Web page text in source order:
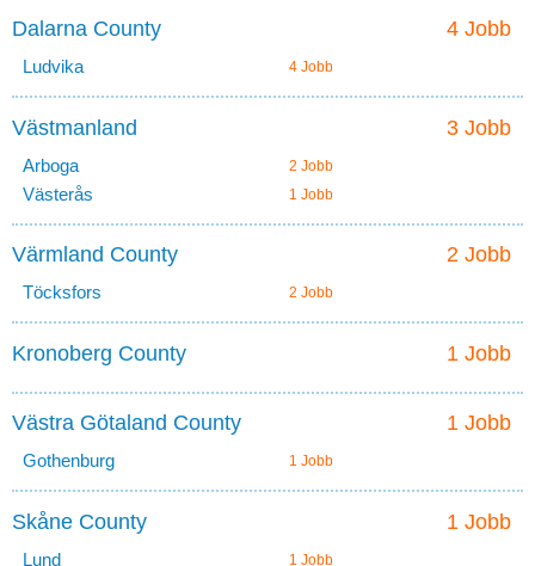
4 Jobb
Dalarna County
Ludvika 4 Jobb
3 Jobb
Västmanland
Arboga 2 Jobb
Västerås 1 Jobb
2 Jobb
Värmland County
Töcksfors 2 Jobb
1 Jobb
Kronoberg County
1 Jobb
Västra Götaland County
Gothenburg 1 Jobb
1 Jobb
Skåne County
Lund 1 Jobb